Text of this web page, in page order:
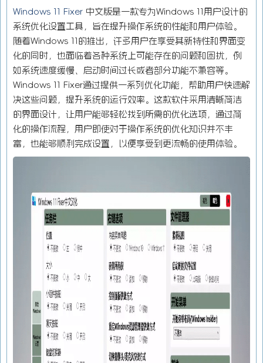
Windows 11 Fixer 中文版是一款专为Windows 11用户设计的
系统优化设置工具，旨在提升操作系统的性能和用户体验。
随着Windows 11的推出，许多用户在享受其新特性和界面变
化的同时，也面临着各种系统上可能存在的问题和困扰，例
如系统速度缓慢、启动时间过长或者部分功能不兼容等。
Windows 11 Fixer通过提供一系列优化功能，帮助用户快速解
决这些问题，提升系统的运行效率。这款软件采用清晰简洁
的界面设计，让用户能够轻松找到所需的优化选项，通过简
化的操作流程，用户即使对于操作系统的优化知识并不丰
富，也能够顺利完成设置，以便享受到更流畅的使用体验。